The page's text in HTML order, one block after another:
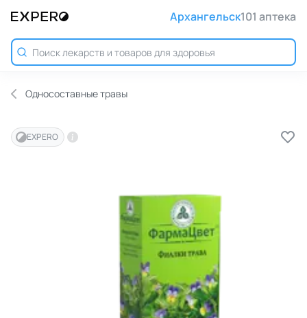
Архангельск101 аптека
Односоставные травы
EXPERO